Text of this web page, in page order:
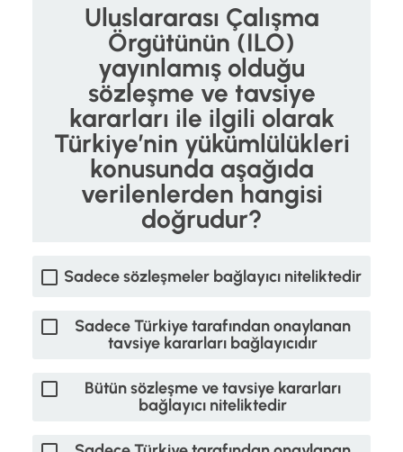
Uluslararası Çalışma
Örgütünün (ILO)
yayınlamış olduğu
sözleşme ve tavsiye
kararları ile ilgili olarak
Türkiye’nin yükümlülükleri
konusunda aşağıda
verilenlerden hangisi
doğrudur?
Sadece sözleşmeler bağlayıcı niteliktedir
Sadece Türkiye tarafından onaylanan
tavsiye kararları bağlayıcıdır
Bütün sözleşme ve tavsiye kararları
bağlayıcı niteliktedir